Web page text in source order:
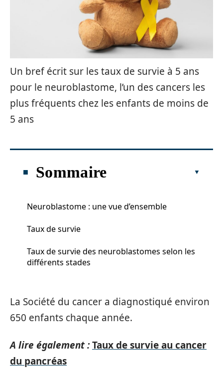
Un bref écrit sur les taux de survie à 5 ans
pour le neuroblastome, l’un des cancers les
plus fréquents chez les enfants de moins de
5 ans
Sommaire
Neuroblastome : une vue d’ensemble
Taux de survie
Taux de survie des neuroblastomes selon les
différents stades
La Société du cancer a diagnostiqué environ
650 enfants chaque année.
A lire également :Taux de survie au cancer
du pancréas